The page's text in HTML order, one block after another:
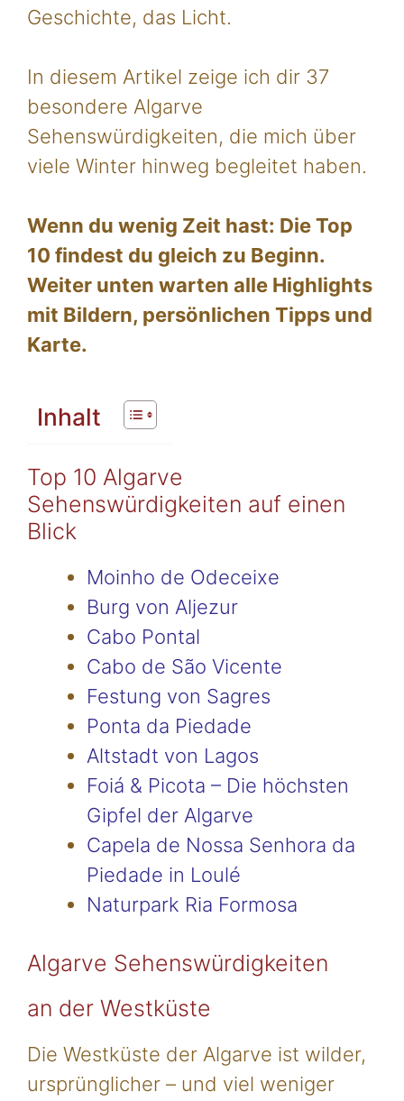
Geschichte, das Licht.
In diesem Artikel zeige ich dir 37
besondere Algarve
Sehenswürdigkeiten, die mich über
viele Winter hinweg begleitet haben.
Wenn du wenig Zeit hast: Die Top
10 findest du gleich zu Beginn.
Weiter unten warten alle Highlights
mit Bildern, persönlichen Tipps und
Karte.
Inhalt
Top 10 Algarve
Sehenswürdigkeiten auf einen
Blick
Moinho de Odeceixe
Burg von Aljezur
Cabo Pontal
Cabo de São Vicente
Festung von Sagres
Ponta da Piedade
Altstadt von Lagos
Foiá & Picota – Die höchsten
Gipfel der Algarve
Capela de Nossa Senhora da
Piedade in Loulé
Naturpark Ria Formosa
Algarve Sehenswürdigkeiten
an der Westküste
Die Westküste der Algarve ist wilder,
ursprünglicher – und viel weniger